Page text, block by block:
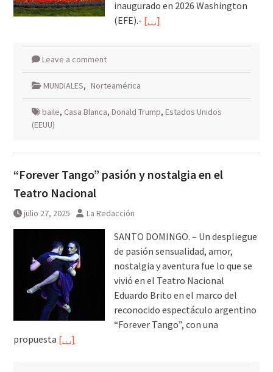
inaugurado en 2026 Washington
(EFE).- […]
Leave a comment
MUNDIALES, Norteamérica
baile, Casa Blanca, Donald Trump, Estados Unidos
(EEUU)
“Forever Tango” pasión y nostalgia en el
Teatro Nacional
julio 27, 2025 La Redacción
SANTO DOMINGO. – Un despliegue
de pasión sensualidad, amor,
nostalgia y aventura fue lo que se
vivió en el Teatro Nacional
Eduardo Brito en el marco del
reconocido espectáculo argentino
“Forever Tango”, con una
propuesta […]